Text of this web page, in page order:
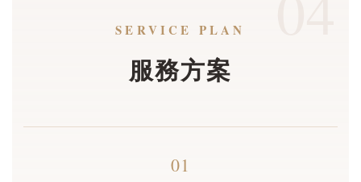
SERVICE PLAN
服務方案
01